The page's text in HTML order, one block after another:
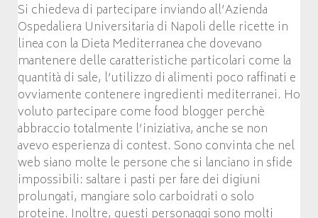
Si chiedeva di partecipare inviando all’Azienda
Ospedaliera Universitaria di Napoli delle ricette in
linea con la Dieta Mediterranea che dovevano
mantenere delle caratteristiche particolari come la
quantità di sale, l’utilizzo di alimenti poco raffinati e
ovviamente contenere ingredienti mediterranei. Ho
voluto partecipare come food blogger perchè
abbraccio totalmente l’iniziativa, anche se non
avevo esperienza di contest. Sono convinta che nel
web siano molte le persone che si lanciano in sfide
impossibili: saltare i pasti per fare dei digiuni
prolungati, mangiare solo carboidrati o solo